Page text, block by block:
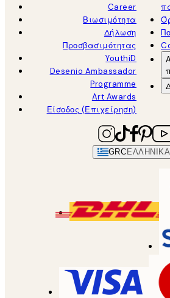
Career
Βιωσιμότητα
Δήλωση
Προσβασιμότητας
YouthiD
Desenio Ambassador
Programme
Art Awards
Είσοδος (Επιχείρηση)
GRC ΕΛΛΗΝΙΚΆ